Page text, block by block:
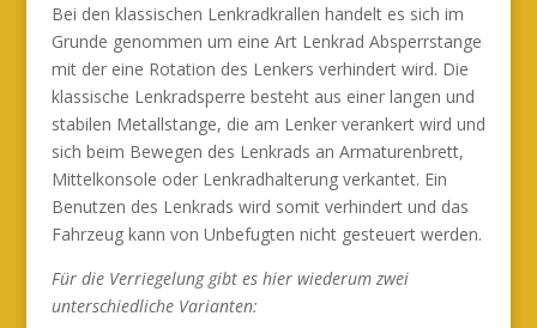
Bei den klassischen Lenkradkrallen handelt es sich im
Grunde genommen um eine Art Lenkrad Absperrstange
mit der eine Rotation des Lenkers verhindert wird. Die
klassische Lenkradsperre besteht aus einer langen und
stabilen Metallstange, die am Lenker verankert wird und
sich beim Bewegen des Lenkrads an Armaturenbrett,
Mittelkonsole oder Lenkradhalterung verkantet. Ein
Benutzen des Lenkrads wird somit verhindert und das
Fahrzeug kann von Unbefugten nicht gesteuert werden.
Für die Verriegelung gibt es hier wiederum zwei
unterschiedliche Varianten: